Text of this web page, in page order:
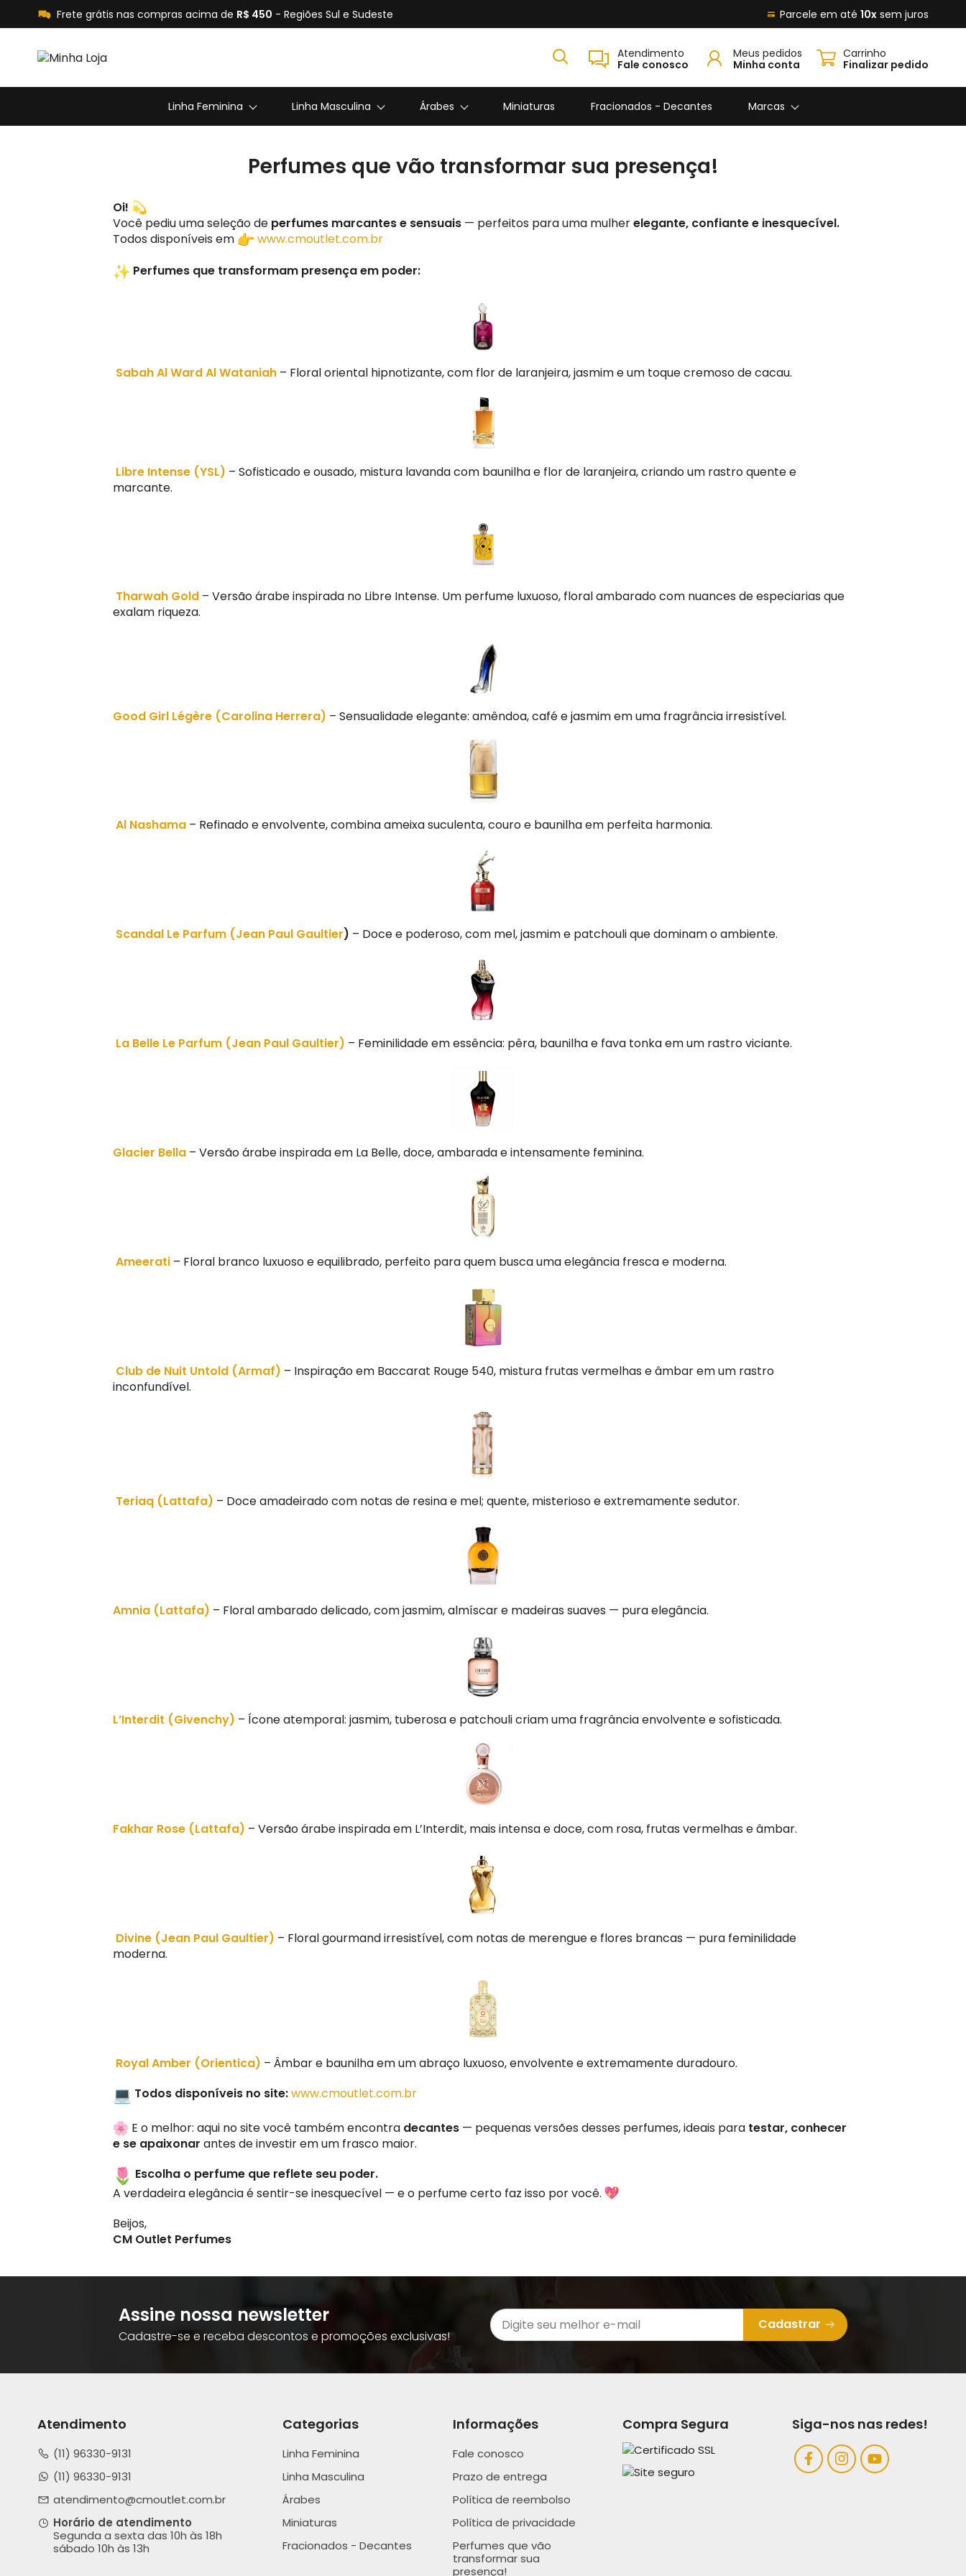
Frete grátis nas compras acima de R$ 450 - Regiões Sul e Sudeste Parcele em até 10x sem juros
Atendimento
Fale conosco
Meus pedidos
Minha conta
Carrinho
Finalizar pedido
Linha Feminina Linha Masculina Árabes Miniaturas Fracionados - Decantes Marcas
Perfumes que vão transformar sua presença!
Oi!
Você pediu uma seleção de perfumes marcantes e sensuais — perfeitos para uma mulherelegante, confiante e inesquecível.
Todos disponíveis em
www.cmoutlet.com.br
Perfumes que transformam presença em poder:
Sabah Al Ward Al Wataniah – Floral oriental hipnotizante, com flor de laranjeira, jasmim e um toque cremoso de cacau.
Libre Intense (YSL) – Sofisticado e ousado, mistura lavanda com baunilha e flor de laranjeira, criando um rastro quente e
marcante.
Tharwah Gold – Versão árabe inspirada no Libre Intense. Um perfume luxuoso, floral ambarado com nuances de especiarias que
exalam riqueza.
Good Girl Légère (Carolina Herrera) – Sensualidade elegante: amêndoa, café e jasmim em uma fragrância irresistível.
Al Nashama – Refinado e envolvente, combina ameixa suculenta, couro e baunilha em perfeita harmonia.
Scandal Le Parfum (Jean Paul Gaultier) – Doce e poderoso, com mel, jasmim e patchouli que dominam o ambiente.
La Belle Le Parfum (Jean Paul Gaultier) – Feminilidade em essência: pêra, baunilha e fava tonka em um rastro viciante.
Glacier Bella – Versão árabe inspirada em La Belle, doce, ambarada e intensamente feminina.
Ameerati – Floral branco luxuoso e equilibrado, perfeito para quem busca uma elegância fresca e moderna.
Club de Nuit Untold (Armaf) – Inspiração em Baccarat Rouge 540, mistura frutas vermelhas e âmbar em um rastro
inconfundível.
Teriaq (Lattafa) – Doce amadeirado com notas de resina e mel; quente, misterioso e extremamente sedutor.
Amnia (Lattafa) – Floral ambarado delicado, com jasmim, almíscar e madeiras suaves — pura elegância.
L’Interdit (Givenchy) – Ícone atemporal: jasmim, tuberosa e patchouli criam uma fragrância envolvente e sofisticada.
Fakhar Rose (Lattafa) – Versão árabe inspirada em L’Interdit, mais intensa e doce, com rosa, frutas vermelhas e âmbar.
Divine (Jean Paul Gaultier) – Floral gourmand irresistível, com notas de merengue e flores brancas — pura feminilidade
moderna.
Royal Amber (Orientica) – Âmbar e baunilha em um abraço luxuoso, envolvente e extremamente duradouro.
Todos disponíveis no site:www.cmoutlet.com.br
E o melhor: aqui no site você também encontra decantes — pequenas versões desses perfumes, ideais para testar, conhecer
e se apaixonar antes de investir em um frasco maior.
Escolha o perfume que reflete seu poder.
A verdadeira elegância é sentir-se inesquecível — e o perfume certo faz isso por você.
Beijos,
CM Outlet Perfumes
Assine nossa newsletter
Cadastre-se e receba descontos e promoções exclusivas!
Cadastrar
Categorias
Linha Feminina
Linha Masculina
Árabes
Miniaturas
Fracionados - Decantes
Informações
Fale conosco
Prazo de entrega
Política de reembolso
Política de privacidade
Perfumes que vão
transformar sua
presença!
Compra Segura
Atendimento
(11) 96330-9131
(11) 96330-9131
atendimento@cmoutlet.com.br
Horário de atendimento
Segunda a sexta das 10h às 18h
sábado 10h às 13h
Siga-nos nas redes!